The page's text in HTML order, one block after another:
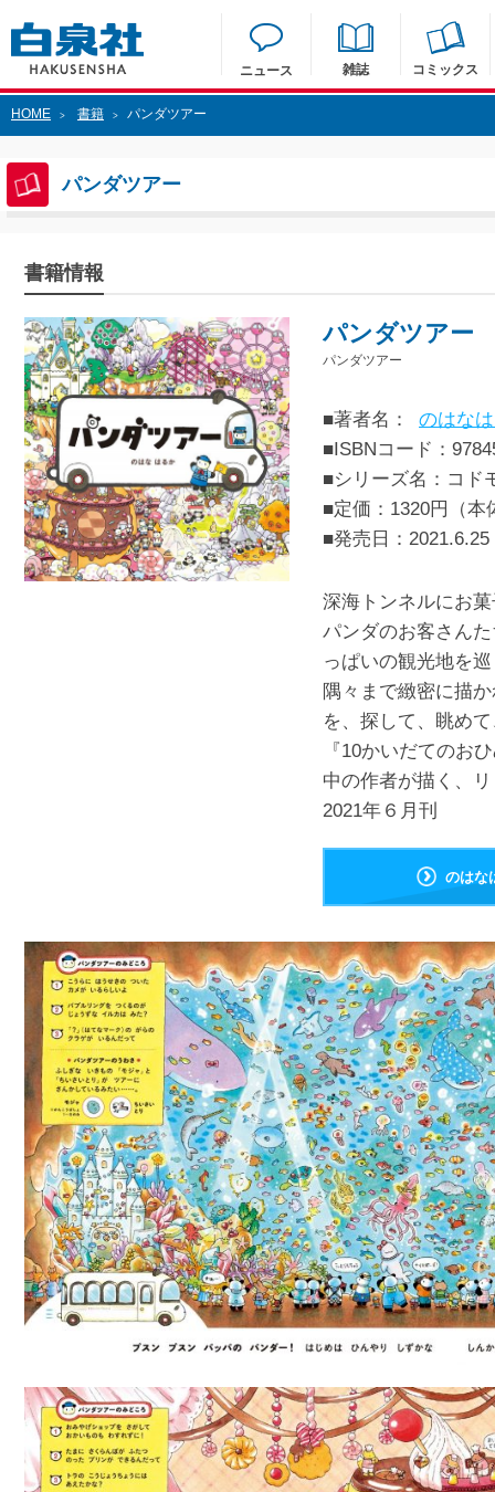
ニュース 雑誌 コミックス
HOME > 書籍 > パンダツアー
パンダツアー
書籍情報
パンダツアー
パンダツアー
■著者名：
のはな
■ISBNコード：
■シリーズ名：コド
■定価：1320円（本
■発売日： 2021.6.25
深海トンネルにお
パンダのお客さん
っぱいの観光地を
隅々まで緻密に描
を、探して、眺め
『10かいだてのお
中の作者が描く、
2021年６月刊
のはな